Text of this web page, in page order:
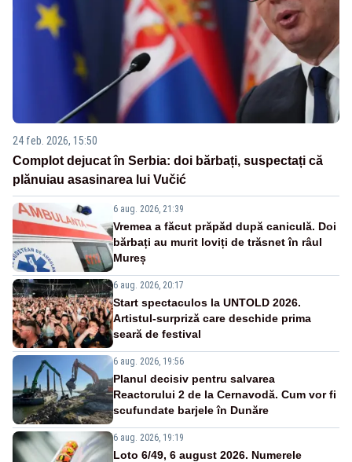
24 feb. 2026, 15:50
Complot dejucat în Serbia: doi bărbați, suspectați că
plănuiau asasinarea lui Vučić
6 aug. 2026, 21:39
Vremea a făcut prăpăd după caniculă. Doi
bărbați au murit loviți de trăsnet în râul
Mureș
6 aug. 2026, 20:17
Start spectaculos la UNTOLD 2026.
Artistul-surpriză care deschide prima
seară de festival
6 aug. 2026, 19:56
Planul decisiv pentru salvarea
Reactorului 2 de la Cernavodă. Cum vor fi
scufundate barjele în Dunăre
6 aug. 2026, 19:19
Loto 6/49, 6 august 2026. Numerele